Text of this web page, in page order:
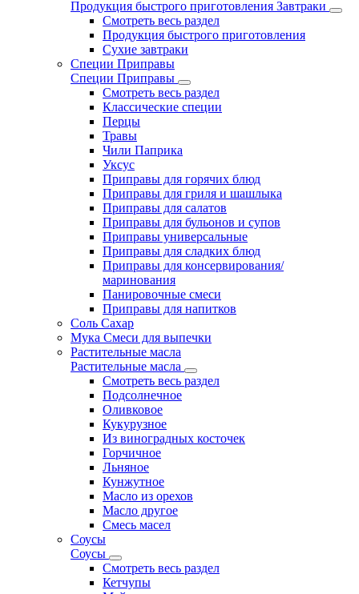
Продукция быстрого приготовления Завтраки
Смотреть весь раздел
Продукция быстрого приготовления
Сухие завтраки
Специи Приправы
Специи Приправы
Смотреть весь раздел
Классические специи
Перцы
Травы
Чили Паприка
Уксус
Приправы для горячих блюд
Приправы для гриля и шашлыка
Приправы для салатов
Приправы для бульонов и супов
Приправы универсальные
Приправы для сладких блюд
Приправы для консервирования/
маринования
Панировочные смеси
Приправы для напитков
Соль Сахар
Мука Смеси для выпечки
Растительные масла
Растительные масла
Смотреть весь раздел
Подсолнечное
Оливковое
Кукурузное
Из виноградных косточек
Горчичное
Льняное
Кунжутное
Масло из орехов
Масло другое
Смесь масел
Соусы
Соусы
Смотреть весь раздел
Кетчупы